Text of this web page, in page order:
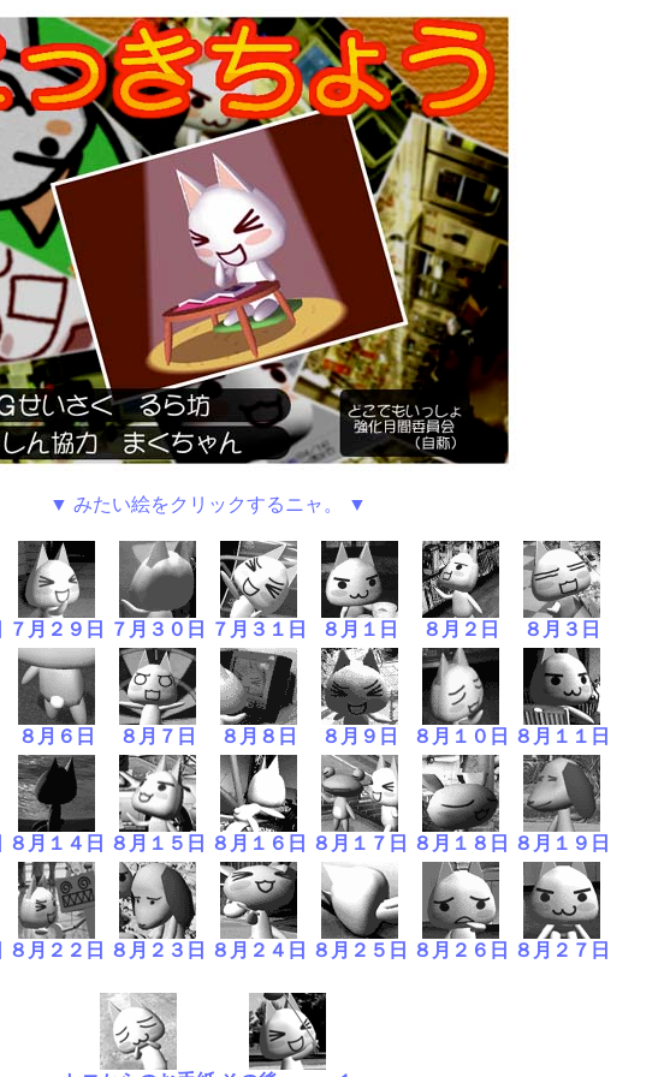
▼ みたい絵をクリックするニャ。 ▼
７月２９日 ７月３０日 ７月３１日 ８月１日 ８月２日 ８月３日
８月６日 ８月７日 ８月８日 ８月９日 ８月１０日 ８月１１日
８月１４日 ８月１５日 ８月１６日 ８月１７日 ８月１８日 ８月１９日
８月２２日 ８月２３日 ８月２４日 ８月２５日 ８月２６日 ８月２７日